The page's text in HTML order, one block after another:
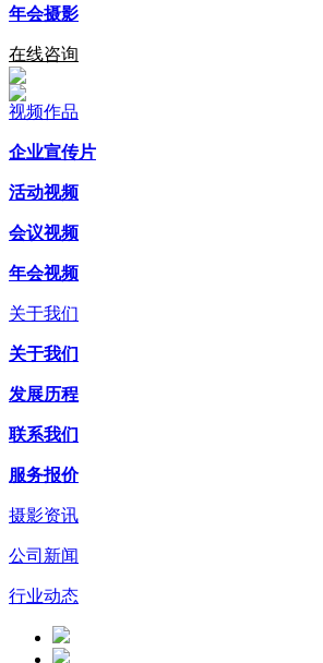
年会摄影
在线咨询
视频作品
企业宣传片
活动视频
会议视频
年会视频
关于我们
关于我们
发展历程
联系我们
服务报价
摄影资讯
公司新闻
行业动态